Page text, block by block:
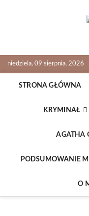
niedziela, 09 sierpnia, 2026
STRONA GŁÓWNA
KRYMINAŁ
AGATHA
PODSUMOWANIE
O